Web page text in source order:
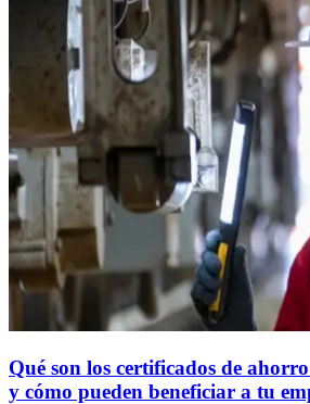
Qué son los certificados de
y cómo pueden beneficiar a tu